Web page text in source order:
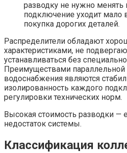
разводку не нужно
подключение уходит мало
покупка дорогих деталей.
Распределители обладают
характеристиками, не
устанавливаться без
Преимуществами
водоснабжения являются
изолированность каждого
регулировки технических норм.
Высокая стоимость разводки —
недостаток системы.
Классификация